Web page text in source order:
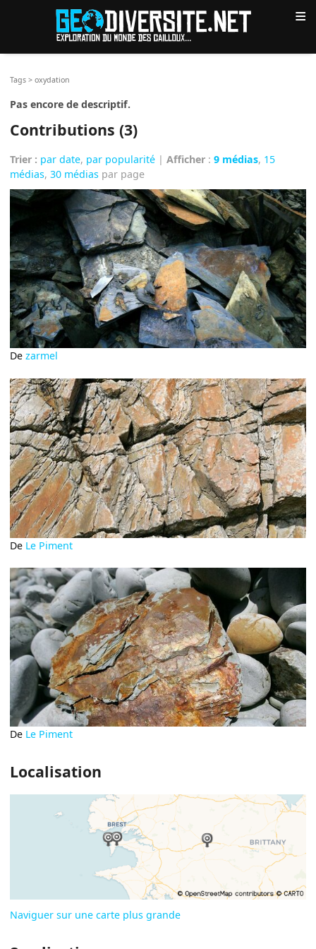
≡
Tags >oxydation
Pas encore de descriptif.
Contributions (3)
Trier : par date, par popularité |Afficher :9 médias, 15
médias,30 médias par page
Dezarmel
De Le Piment
De Le Piment
Localisation
Naviguer sur une carte plus grande